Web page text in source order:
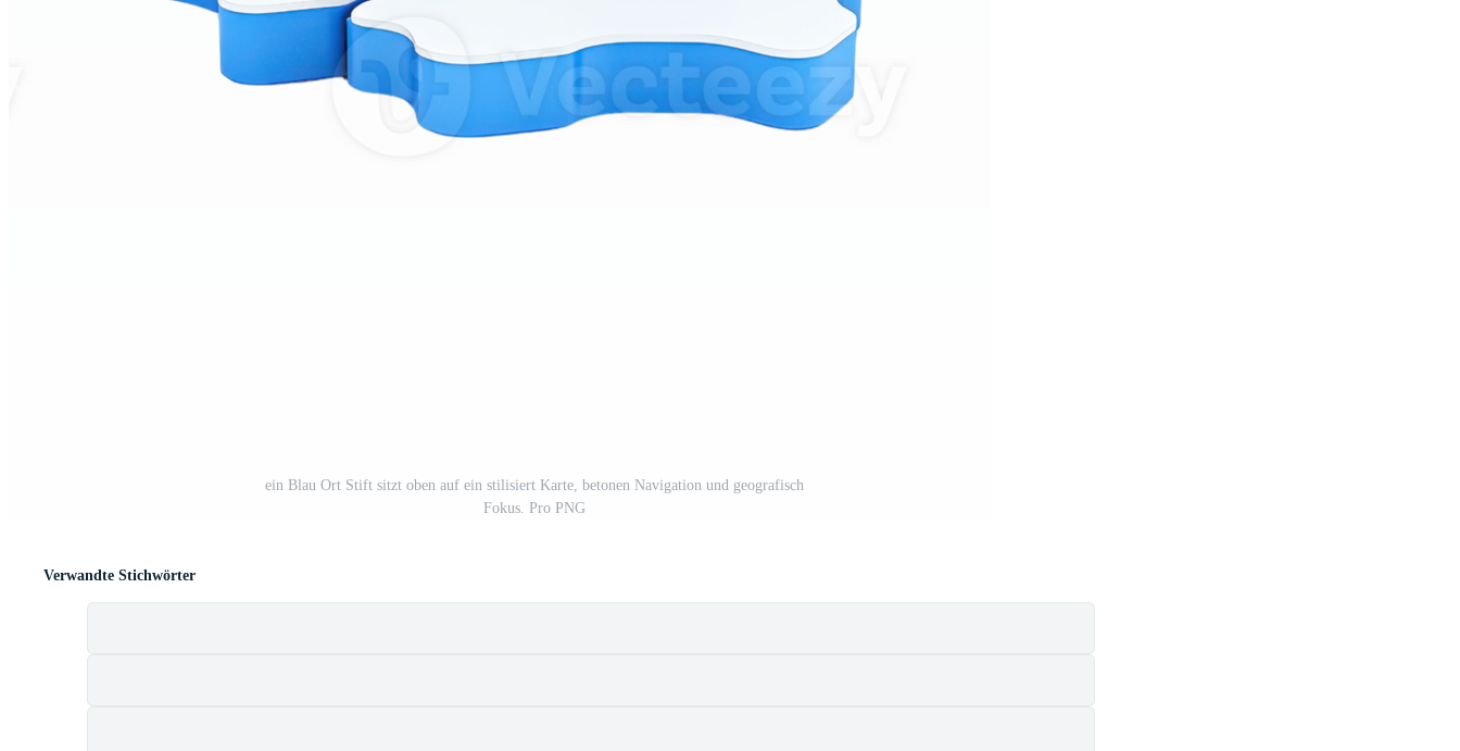
ein Blau Ort Stift sitzt oben auf ein stilisiert Karte, betonen Navigation und geografisch
Fokus. Pro PNG
Verwandte Stichwörter